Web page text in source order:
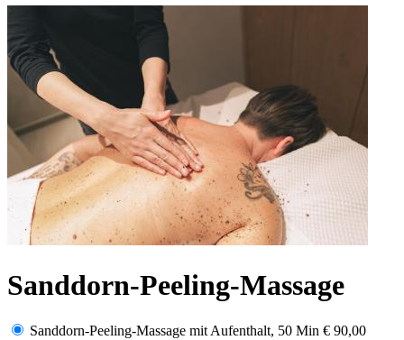
Sanddorn-Peeling-Massage
Sanddorn-Peeling-Massage mit Aufenthalt, 50 Min € 90,00